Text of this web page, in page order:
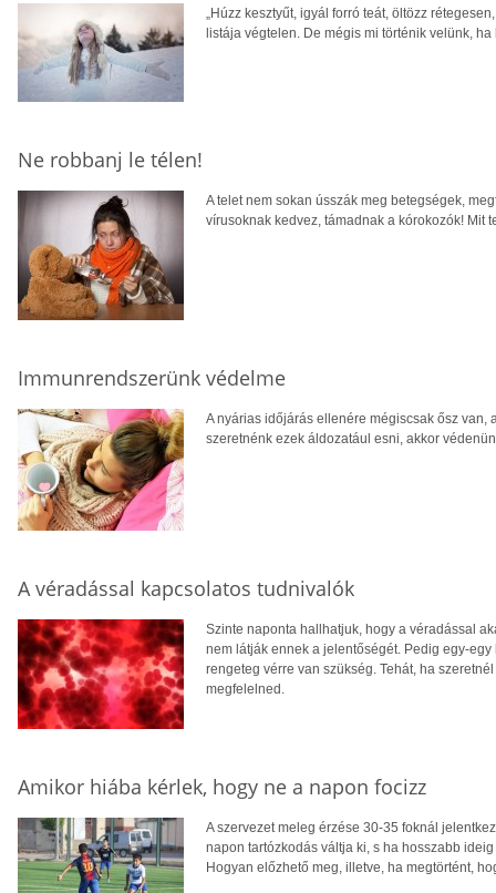
„Húzz kesztyűt, igyál forró teát, öltözz
listája végtelen. De mégis mi történik velünk,
Ne robbanj le télen!
A telet nem sokan ússzák meg betegségek,
vírusoknak kedvez, támadnak a kórokozók! Mit
Immunrendszerünk védelme
A nyárias időjárás ellenére mégiscsak ősz
szeretnénk ezek áldozatául esni, akkor
A véradással kapcsolatos tudnivalók
Szinte naponta hallhatjuk, hogy a véradással
nem látják ennek a jelentőségét. Pedig egy-
rengeteg vérre van szükség. Tehát, ha
megfelelned.
Amikor hiába kérlek, hogy ne a napon focizz
A szervezet meleg érzése 30-35 foknál
napon tartózkodás váltja ki, s ha hosszabb
Hogyan előzhető meg, illetve, ha megtörtént,